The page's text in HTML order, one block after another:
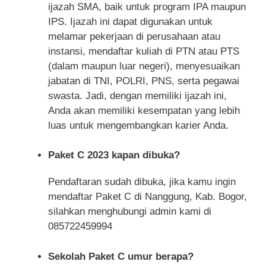
ijazah SMA, baik untuk program IPA maupun
IPS. Ijazah ini dapat digunakan untuk
melamar pekerjaan di perusahaan atau
instansi, mendaftar kuliah di PTN atau PTS
(dalam maupun luar negeri), menyesuaikan
jabatan di TNI, POLRI, PNS, serta pegawai
swasta. Jadi, dengan memiliki ijazah ini,
Anda akan memiliki kesempatan yang lebih
luas untuk mengembangkan karier Anda.
Paket C 2023 kapan dibuka?
Pendaftaran sudah dibuka, jika kamu ingin
mendaftar Paket C di Nanggung, Kab. Bogor,
silahkan menghubungi admin kami di
085722459994
Sekolah Paket C umur berapa?